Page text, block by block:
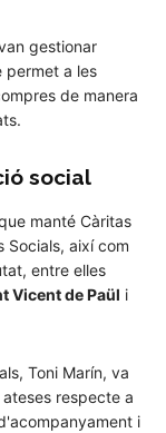
gestionar
permet a les
de manera
social
manté Càritas
Socials, així com
entre elles
Vicent de Paül i
Toni Marín, va
respecte a
i